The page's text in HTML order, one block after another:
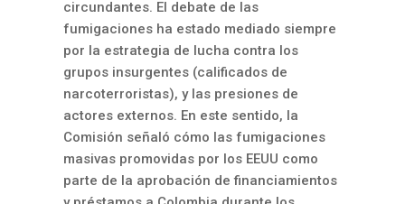
circundantes. El debate de las
fumigaciones ha estado mediado siempre
por la estrategia de lucha contra los
grupos insurgentes (calificados de
narcoterroristas), y las presiones de
actores externos. En este sentido, la
Comisión señaló cómo las fumigaciones
masivas promovidas por los EEUU como
parte de la aprobación de financiamientos